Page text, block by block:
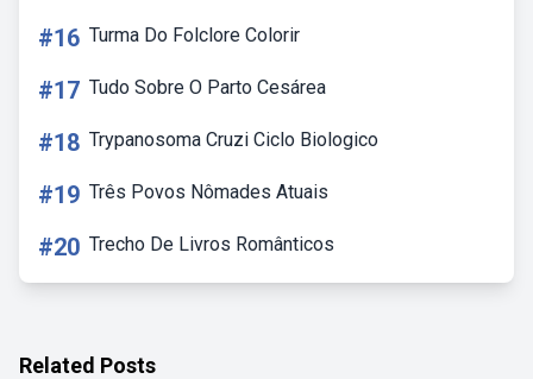
#16 Turma Do Folclore Colorir
#17 Tudo Sobre O Parto Cesárea
#18 Trypanosoma Cruzi Ciclo Biologico
#19 Três Povos Nômades Atuais
#20 Trecho De Livros Românticos
Related Posts